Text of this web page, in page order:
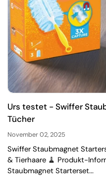
Urs testet - Swiffer
Tücher
November 02, 2025
Swiffer Staubmagnet
& Tierhaare 🧹 Produkt-
Staubmagnet Starterset...